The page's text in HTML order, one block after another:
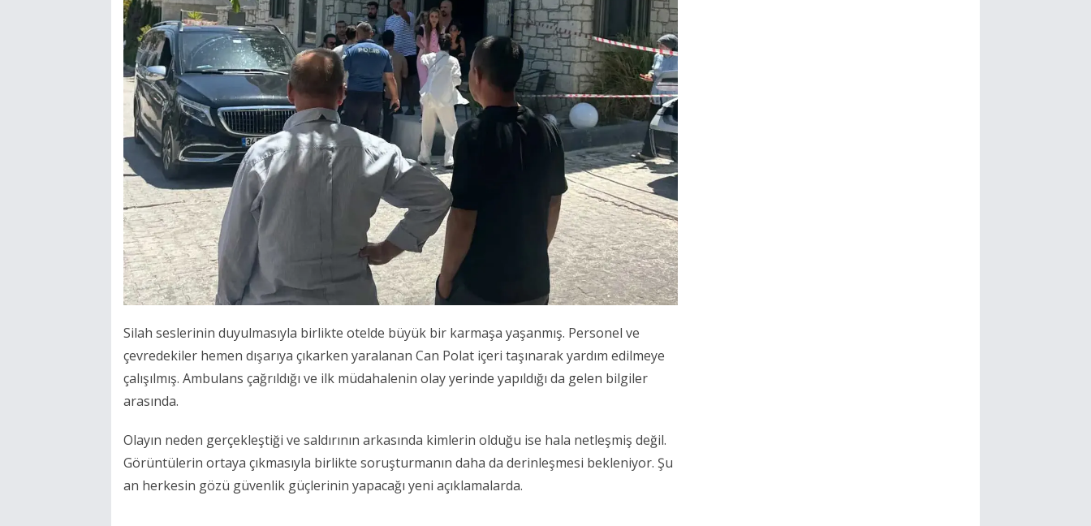
Silah seslerinin duyulmasıyla birlikte otelde büyük bir karmaşa yaşanmış. Personel ve
çevredekiler hemen dışarıya çıkarken yaralanan Can Polat içeri taşınarak yardım edilmeye
çalışılmış. Ambulans çağrıldığı ve ilk müdahalenin olay yerinde yapıldığı da gelen bilgiler
arasında.
Olayın neden gerçekleştiği ve saldırının arkasında kimlerin olduğu ise hala netleşmiş değil.
Görüntülerin ortaya çıkmasıyla birlikte soruşturmanın daha da derinleşmesi bekleniyor. Şu
an herkesin gözü güvenlik güçlerinin yapacağı yeni açıklamalarda.